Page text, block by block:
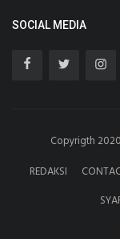
SOCIAL MEDIA
Copyrigth
REDAKSI